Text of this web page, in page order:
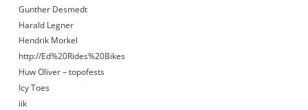
Gunther Desmedt
Harald Legner
Hendrik Morkel
http://Ed%20Rides%20Bikes
Huw Oliver – topofests
Icy Toes
iik